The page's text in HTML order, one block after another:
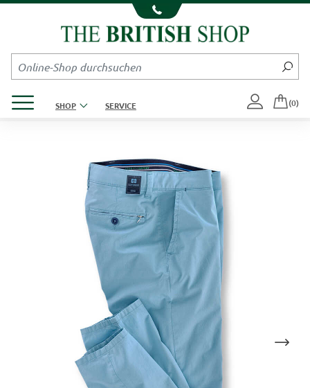
Kompletten Head der Seite überspringen
SHOP SERVICE (0)